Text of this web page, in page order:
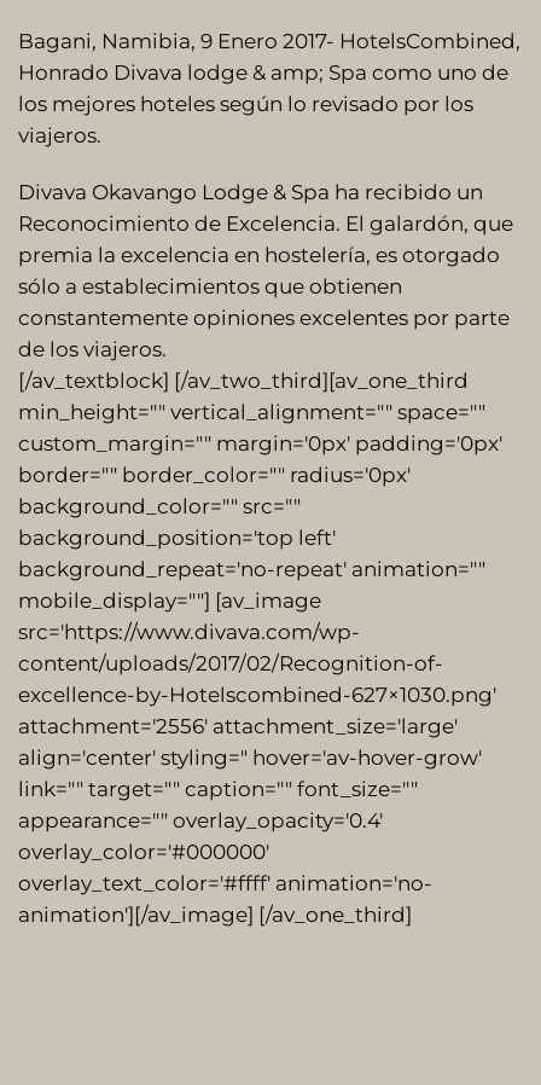
Bagani, Namibia, 9 Enero 2017- HotelsCombined,
Honrado Divava lodge & amp; Spa como uno de
los mejores hoteles según lo revisado por los
viajeros.
Divava Okavango Lodge & Spa ha recibido un
Reconocimiento de Excelencia. El galardón, que
premia la excelencia en hostelería, es otorgado
sólo a establecimientos que obtienen
constantemente opiniones excelentes por parte
de los viajeros.
[/av_textblock] [/av_two_third][av_one_third
min_height="" vertical_alignment="" space=""
custom_margin="" margin='0px' padding='0px'
border="" border_color="" radius='0px'
background_color="" src=""
background_position='top left'
background_repeat='no-repeat' animation=""
mobile_display=""] [av_image
src='https://www.divava.com/wp-
content/uploads/2017/02/Recognition-of-
excellence-by-Hotelscombined-627×1030.png'
attachment='2556′ attachment_size='large'
align='center' styling=" hover='av-hover-grow'
link="" target="" caption="" font_size=""
appearance="" overlay_opacity='0.4′
overlay_color='#000000′
overlay_text_color='#ffff' animation='no-
animation'][/av_image] [/av_one_third]